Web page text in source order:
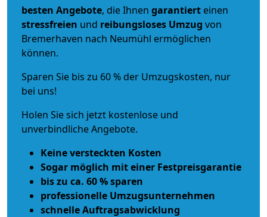
besten Angebote, die Ihnen garantiert einen
stressfreien und reibungsloses Umzug von
Bremerhaven nach Neumühl ermöglichen
können.
Sparen Sie bis zu 60 % der Umzugskosten, nur
bei uns!
Holen Sie sich jetzt kostenlose und
unverbindliche Angebote.
Keine versteckten Kosten
Sogar möglich mit einer Festpreisgarantie
bis zu ca. 60 % sparen
professionelle Umzugsunternehmen
schnelle Auftragsabwicklung